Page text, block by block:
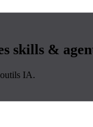
skills &
IA.